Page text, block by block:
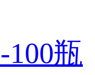
100瓶